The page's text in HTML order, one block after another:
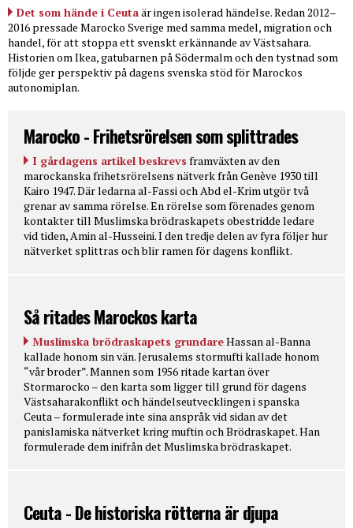
Det som hände i Ceutaär ingen isolerad händelse. Redan 2012–
2016 pressade Marocko Sverige med samma medel, migration och
handel, för att stoppa ett svenskt erkännande av Västsahara.
Historien om Ikea, gatubarnen på Södermalm och den tystnad som
följde ger perspektiv på dagens svenska stöd för Marockos
autonomiplan.
Marocko - Frihetsrörelsen som splittrades
I gårdagens artikel beskrevs framväxten av den
marockanska frihetsrörelsens nätverk från Genève 1930 till
Kairo 1947. Där ledarna al-Fassi och Abd el-Krim utgör två
grenar av samma rörelse. En rörelse som förenades genom
kontakter till Muslimska brödraskapets obestridde ledare
vid tiden, Amin al-Husseini. I den tredje delen av fyra följer hur
nätverket splittras och blir ramen för dagens konflikt.
Så ritades Marockos karta
Muslimska brödraskapets grundareHassan al-Banna
kallade honom sin vän. Jerusalems stormufti kallade honom
“vår broder”. Mannen som 1956 ritade kartan över
Stormarocko – den karta som ligger till grund för dagens
Västsaharakonflikt och händelseutvecklingen i spanska
Ceuta – formulerade inte sina anspråk vid sidan av det
panislamiska nätverket kring muftin och Brödraskapet. Han
formulerade dem inifrån det Muslimska brödraskapet.
Ceuta - De historiska rötterna är djupa